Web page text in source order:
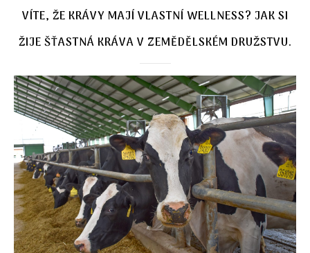
VÍTE, ŽE KRÁVY MAJÍ VLASTNÍ WELLNESS? JAK SI
ŽIJE ŠŤASTNÁ KRÁVA V ZEMĚDĚLSKÉM DRUŽSTVU.